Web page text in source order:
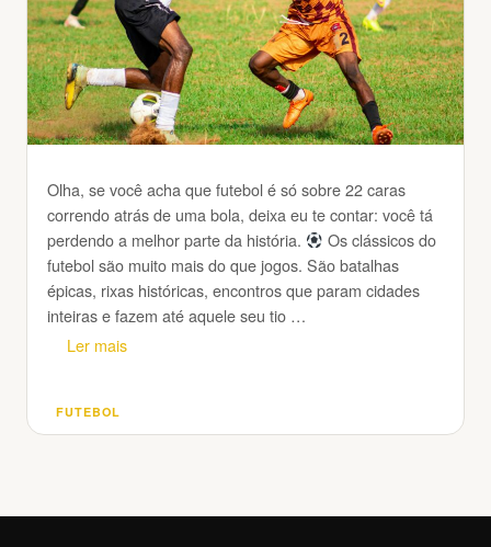
Olha, se você acha que futebol é só sobre 22 caras
correndo atrás de uma bola, deixa eu te contar: você tá
perdendo a melhor parte da história.
Os clássicos do
futebol são muito mais do que jogos. São batalhas
épicas, rixas históricas, encontros que param cidades
inteiras e fazem até aquele seu tio …
Ler mais
Categorias
FUTEBOL